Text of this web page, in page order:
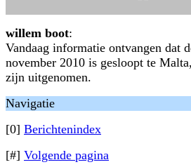
willem boot:
Vandaag informatie ontvangen dat
november 2010 is gesloopt te
zijn uitgenomen.
Navigatie
[0] Berichtenindex
[#] Volgende pagina